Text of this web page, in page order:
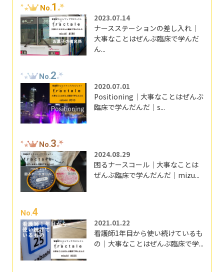
No.1
2023.07.14
ナースステーションの差し入れ｜
大事なことはぜんぶ臨床で学んだ
ん...
No.2
2020.07.01
Positioning｜大事なことはぜんぶ
臨床で学んだんだ｜s...
No.3
2024.08.29
困るナースコール｜大事なことは
ぜんぶ臨床で学んだんだ｜mizu...
No.4
2021.01.22
看護師1年目から使い続けているも
の｜大事なことはぜんぶ臨床で学...